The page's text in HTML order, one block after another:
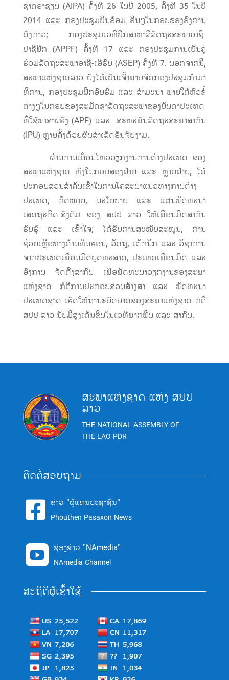
ຊາດອາຊຽນ (AIPA) ຄັ້ງທີ 26 ໃນປີ 2005, ຄັ້ງທີ 35 ໃນປີ
2014 ແລະ ກອງປະຊຸມປີ່ນອ້ອມ ອື່ນໆໃນກອບຂອງອົງການ
ດັ່ງກ່າວ; ກອງປະຊຸມເວທີປຶກສາຫາລືລັດຖະສະພາອາຊີ-
ປາຊີຟິກ (APPF) ຄັ້ງທີ 17 ແລະ ກອງປະຊຸມການເປັນຄູ່
ຮ່ວມລັດຖະສະພາອາຊີ-ເອີຣົບ (ASEP) ຄັ້ງທີ 7. ນອກຈາກນີ້,
ສະພາແຫ່ງຊາດລາວ ຍັງໄດ້ເປັນເຈົ້າພາບຈັດກອງປະຊຸມກໍາມາ
ທິການ, ກອງປະຊຸມຝຶກອົບຮົມ ແລະ ສໍາມະນາ ພາຍໃຕ້ຫົວຂໍ້
ຕ່າງໆໃນກອບຂອງສະມັດຊາລັດຖະສະພາຂອງບັນດາປະເທດ
ທີ່ໃຊ້ພາສາຝຣັ່ງ (APF) ແລະ ສະຫະພັນລັດຖະສະພາສາກົນ
(IPU) ຫຼາຍຄັ້ງດ້ວຍຜົນສຳເລັດອັນຈົບງາມ.
ຜ່ານການເຄື່ອນໄຫວວຽກງານການຕ່າງປະເທດ ຂອງ
ສະພາແຫ່ງຊາດ ທັງໃນກອບສອງຝ່າຍ ແລະ ຫຼາຍຝ່າຍ, ໄດ້
ປະກອບສ່ວນສໍາຄັນເຂົ້າໃນການໂຄສະນາແນວທາງການຕ່າງ
ປະເທດ, ກົດໝາຍ, ນະໂຍບາຍ ແລະ ແຜນພັດທະນາ
ເສດຖະກິດ-ສັງຄົມ ຂອງ ສປປ ລາວ ໃຫ້ເພື່ອນມິດສາກົນ
ຮັບຮູ້ ແລະ ເຂົ້າໃຈ; ໄດ້ຮັບການສະໜັບສະໜູນ, ການ
ຊ່ວຍເຫຼືອທາງດ້ານທຶນຮອນ, ວັດຖຸ, ເຕັກນິກ ແລະ ວິຊາການ
ຈາກປະເທດເພື່ອນມິດຍຸດທະສາດ, ປະເທດເພື່ອນມິດ ແລະ
ອົງການ ຈັດຕັ້ງສາກົນ ເພື່ອພັດທະນາວຽກງານຂອງສະພາ
ແຫ່ງຊາດ ກໍຄືການປະກອບສ່ວນສ້າງສາ ແລະ ພັດທະນາ
ປະເທດຊາດ ເຮັດໃຫ້ຖານະບົດບາດຂອງສະພາແຫ່ງຊາດ ກໍຄື
ສປປ ລາວ ນັບມື້ສູງເດັ່ນຂຶ້ນໃນເວທີພາກພື້ນ ແລະ ສາກົນ.
ສະພາແຫ່ງຊາດ ແຫ່ງ ສປປ
ລາວ
THE NATIONAL ASSEMBLY OF
THE LAO PDR
ຕິດຕໍ່ສອບຖາມ
 ຂ່າວ "ຜູ້ແທນປະຊາຊົນ"
Phouthen Pasaxon News
 ຊ່ອງຂ່າວ "NAmedia"
NAmedia Channel
ສະຖິຕິຜູ້ເຂົ້າໃຊ້